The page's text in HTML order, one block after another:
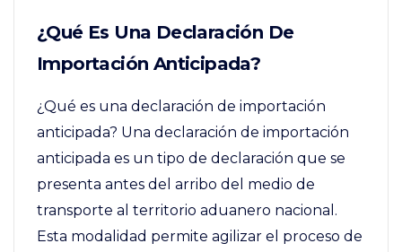
¿Qué Es Una Declaración De
Importación Anticipada?
¿Qué es una declaración de importación
anticipada? Una declaración de importación
anticipada es un tipo de declaración que se
presenta antes del arribo del medio de
transporte al territorio aduanero nacional.
Esta modalidad permite agilizar el proceso de